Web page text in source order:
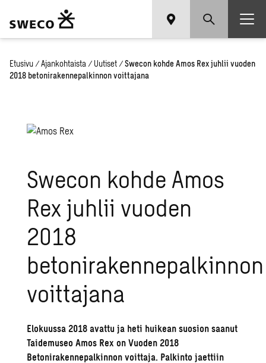
Etusivu / Ajankohtaista / Uutiset / Swecon kohde Amos Rex juhlii vuoden
2018 betonirakennepalkinnon voittajana
Swecon kohde Amos
Rex juhlii vuoden
2018
betonirakennepalkinnon
voittajana
Elokuussa 2018 avattu ja heti huikean suosion saanut
Taidemuseo Amos Rex on Vuoden 2018
Betonirakennepalkinnon voittaja. Palkinto jaettiin